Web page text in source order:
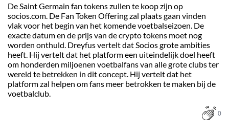
De Saint Germain fan tokens zullen te koop zijn op
socios.com. De Fan Token Offering zal plaats gaan vinden
vlak voor het begin van het komende voetbalseizoen. De
exacte datum en de prijs van de crypto tokens moet nog
worden onthuld. Dreyfus vertelt dat Socios grote ambities
heeft. Hij vertelt dat het platform een uiteindelijk doel heeft
om honderden miljoenen voetbalfans van alle grote clubs ter
wereld te betrekken in dit concept. Hij vertelt dat het
platform zal helpen om fans meer betrokken te maken bij de
voetbalclub.
0